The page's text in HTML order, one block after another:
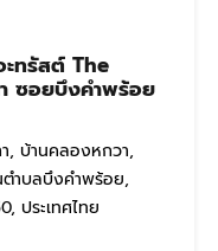
ทรัสต์ The
ซอยบึงคำพร้อย
, บ้านคลองหกวา,
ำบลบึงคำพร้อย,
ประเทศไทย